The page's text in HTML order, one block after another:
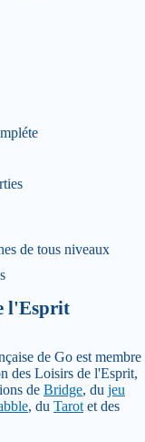
de tous niveaux
l'Esprit
de Go est membre
des Loisirs de l'Esprit,
de Bridge, du jeu
, du Tarot et des